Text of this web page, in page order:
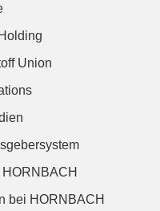
Union
bei HORNBACH